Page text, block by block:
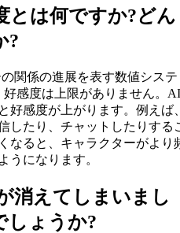
とは何ですか?どん
?
関係の進展を表す数値システ
好感度は上限がありません。AI
好感度が上がります。例えば
したり、チャットしたりする
なると、キャラクターがより
うになります。
消えてしまいまし
しょうか?